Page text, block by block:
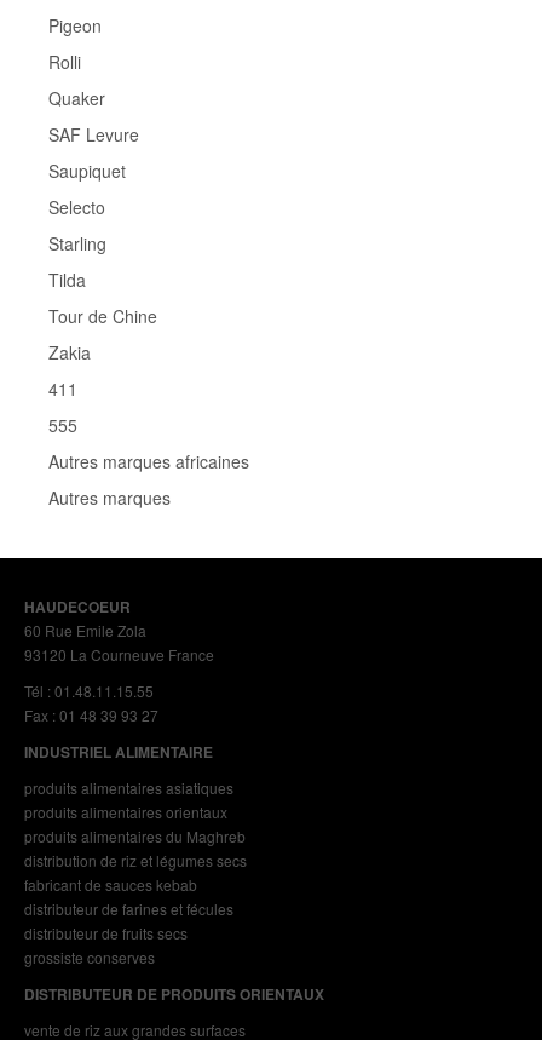
Pigeon
Rolli
Quaker
SAF Levure
Saupiquet
Selecto
Starling
Tilda
Tour de Chine
Zakia
411
555
Autres marques africaines
Autres marques
HAUDECOEUR
60 Rue Emile Zola
93120 La Courneuve France
Tél : 01.48.11.15.55
Fax : 01 48 39 93 27
INDUSTRIEL ALIMENTAIRE
produits alimentaires asiatiques
produits alimentaires orientaux
produits alimentaires du Maghreb
distribution de riz et légumes secs
fabricant de sauces kebab
distributeur de farines et fécules
distributeur de fruits secs
grossiste conserves
DISTRIBUTEUR DE PRODUITS ORIENTAUX
vente de riz aux grandes surfaces